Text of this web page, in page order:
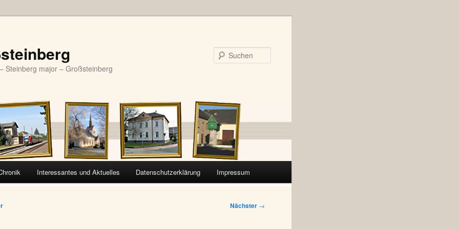
Steinberg major – Großsteinberg
Interessantes und Aktuelles Datenschutzerklärung Impressum
Nächster →